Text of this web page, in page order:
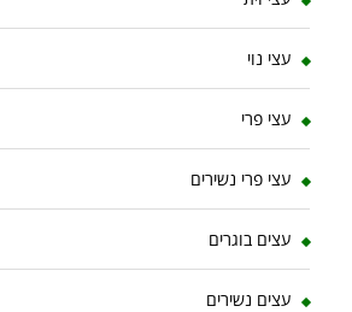
עצי נוי
עצי פרי
עצי פרי נשירים
עצים בוגרים
עצים נשירים